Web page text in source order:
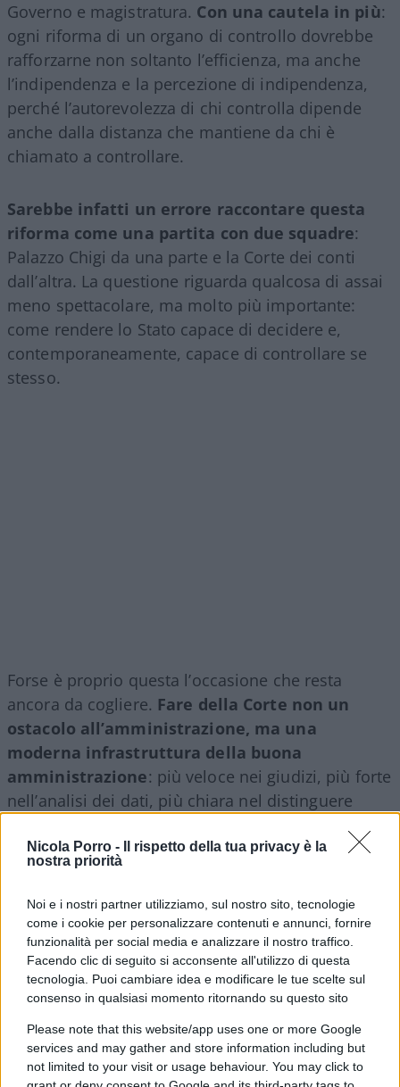
Nicola Porro -
Il rispetto della tua privacy è la
nostra priorità
Noi e i nostri partner utilizziamo, sul nostro sito, tecnologie
come i cookie per personalizzare contenuti e annunci, fornire
funzionalità per social media e analizzare il nostro traffico.
Facendo clic di seguito si acconsente all'utilizzo di questa
tecnologia. Puoi cambiare idea e modificare le tue scelte sul
consenso in qualsiasi momento ritornando su questo sito
Please note that this website/app uses one or more Google
services and may gather and store information including but
not limited to your visit or usage behaviour. You may click to
Governo e magistratura. Con una cautela in più:
ogni riforma di un organo di controllo dovrebbe
rafforzarne non soltanto l’efficienza, ma anche
l’indipendenza e la percezione di indipendenza,
perché l’autorevolezza di chi controlla dipende
anche dalla distanza che mantiene da chi è
chiamato a controllare.
Sarebbe infatti un errore raccontare questa
riforma come una partita con due squadre:
Palazzo Chigi da una parte e la Corte dei conti
dall’altra. La questione riguarda qualcosa di assai
meno spettacolare, ma molto più importante:
come rendere lo Stato capace di decidere e,
contemporaneamente, capace di controllare se
stesso.
Forse è proprio questa l’occasione che resta
ancora da cogliere. Fare della Corte non un
ostacolo all’amministrazione, ma una
moderna infrastruttura della buona
amministrazione: più veloce nei giudizi, più forte
nell’analisi dei dati, più chiara nel distinguere
cittadini.
Perché chi amministra in buona fede deve poter
firmare senza paura.Ma chi paga le tasse deve
poter dormire altrettanto tranquillo, sapendo
che qualcuno continua a controllare come
vengono spesi i suoi soldi. Machiavelli,
probabilmente, avrebbe capito anche questo.